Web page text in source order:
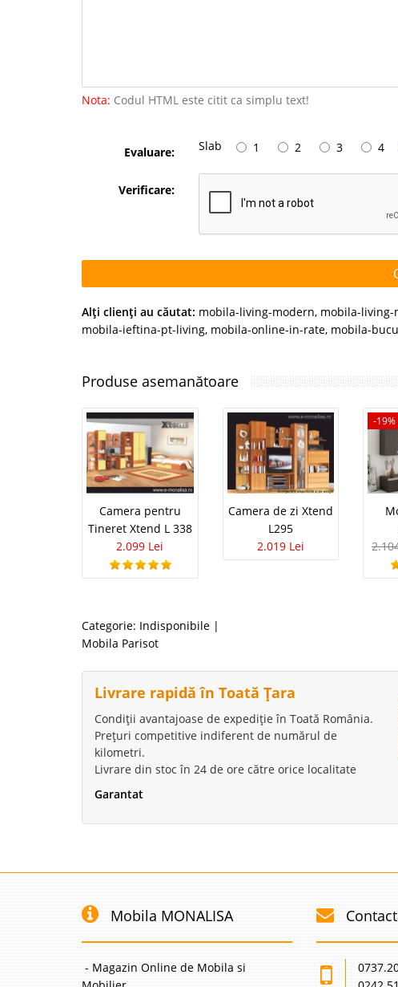
Nota: Codul HTML este citit ca simplu text!
Evaluare: Slab 1 2 3 4
Verificare:
Alţi clienţi au căutat: mobila-living-modern, mobila-living-
mobila-ieftina-pt-living, mobila-online-in-rate, mobila-
Produse asemanătoare
Camera pentru
Tineret Xtend L 338
2.099 Lei
Camera de zi Xtend
L295
2.019 Lei
-19%
Categorie: Indisponibile |
Mobila Parisot
Livrare rapidă în Toată Țara
Condiții avantajoase de expediție în Toată România.
Prețuri competitive indiferent de numărul de
kilometri.
Livrare din stoc în 24 de ore către orice localitate
Garantat
Mobila MONALISA
- Magazin Online de Mobila si